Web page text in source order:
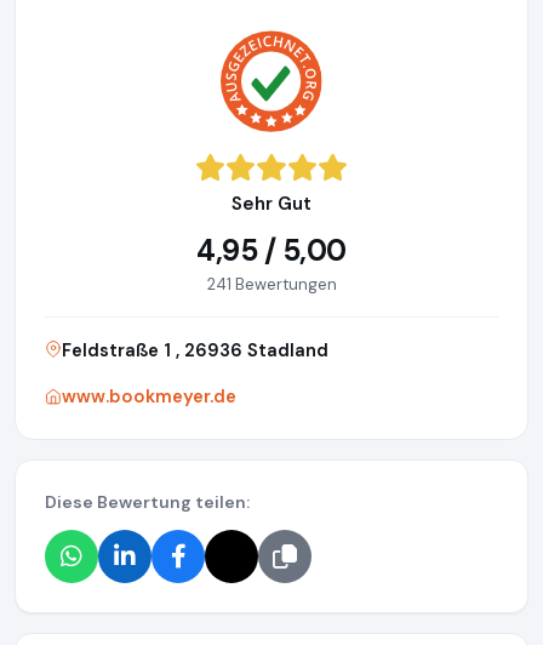
Sehr Gut
4,95 / 5,00
241 Bewertungen
Feldstraße 1 , 26936 Stadland
www.bookmeyer.de
Diese Bewertung teilen: